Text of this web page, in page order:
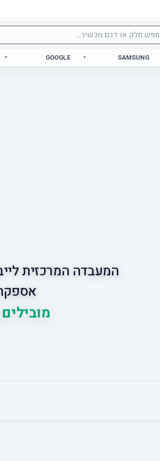
SAMSUNG
GOOGLE
המעבדה המרכזית
מובילים